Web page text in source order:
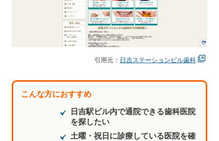
引用元： 日吉ステーションビル歯科
こんな方におすすめ
日吉駅ビル内で通院できる歯科医院
を探したい
土曜・祝日に診療している医院を確